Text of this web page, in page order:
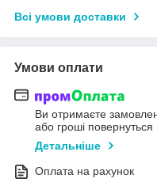
Всі умови доставки
Умови оплати
Ви отримаєте
або гроші
Детальніше
Оплата на рахунок